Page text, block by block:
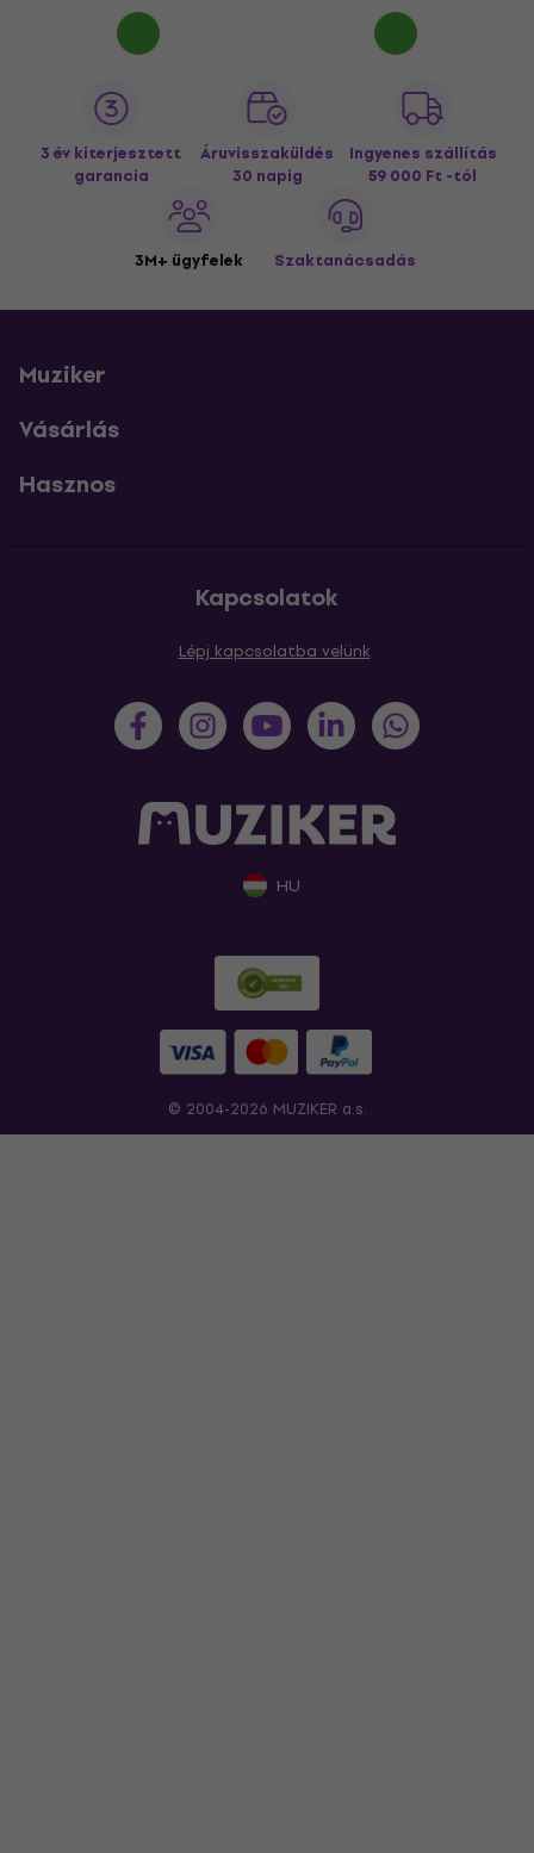
3 év kiterjesztett
garancia
Áruvisszaküldés
30 napig
Ingyenes szállítás
59 000 Ft -tól
3M+ ügyfelek Szaktanácsadás
Muziker
Vásárlás
Hasznos
Kapcsolatok
Lépj kapcsolatba velünk
HU
© 2004-2026 MUZIKER a.s.